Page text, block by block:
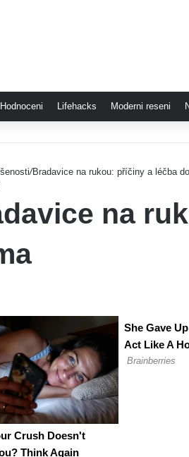
Hodnoceni Lifehacks Moderni reseni
/Bradavice na rukou: příčiny a léčba
na